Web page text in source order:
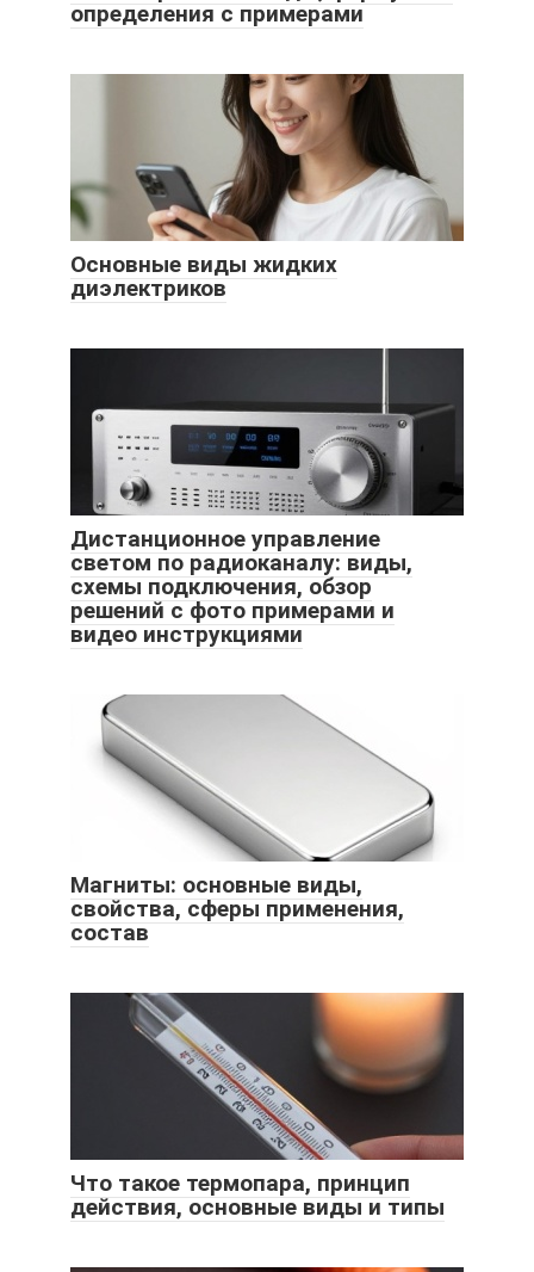
определения с примерами
Основные виды жидких
диэлектриков
Дистанционное управление
светом по радиоканалу: виды,
схемы подключения, обзор
решений с фото примерами и
видео инструкциями
Магниты: основные виды,
свойства, сферы применения,
состав
Что такое термопара, принцип
действия, основные виды и типы